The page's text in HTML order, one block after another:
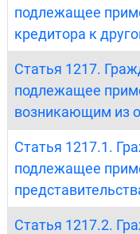
подлежащее
кредитора к
Статья 1217.
подлежащее
возникающим из
Статья 1217.1.
подлежащее
Статья 1217.2.